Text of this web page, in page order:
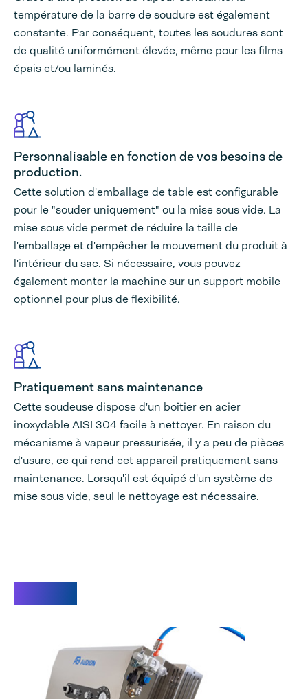
température de la barre de soudure est également
constante. Par conséquent, toutes les soudures sont
de qualité uniformément élevée, même pour les films
épais et/ou laminés.
Personnalisable en fonction de vos besoins de
production.
Cette solution d'emballage de table est configurable
pour le "souder uniquement" ou la mise sous vide. La
mise sous vide permet de réduire la taille de
l'emballage et d'empêcher le mouvement du produit à
l'intérieur du sac. Si nécessaire, vous pouvez
également monter la machine sur un support mobile
optionnel pour plus de flexibilité.
Pratiquement sans maintenance
Cette soudeuse dispose d'un boîtier en acier
inoxydable AISI 304 facile à nettoyer. En raison du
mécanisme à vapeur pressurisée, il y a peu de pièces
d'usure, ce qui rend cet appareil pratiquement sans
maintenance. Lorsqu'il est équipé d'un système de
mise sous vide, seul le nettoyage est nécessaire.